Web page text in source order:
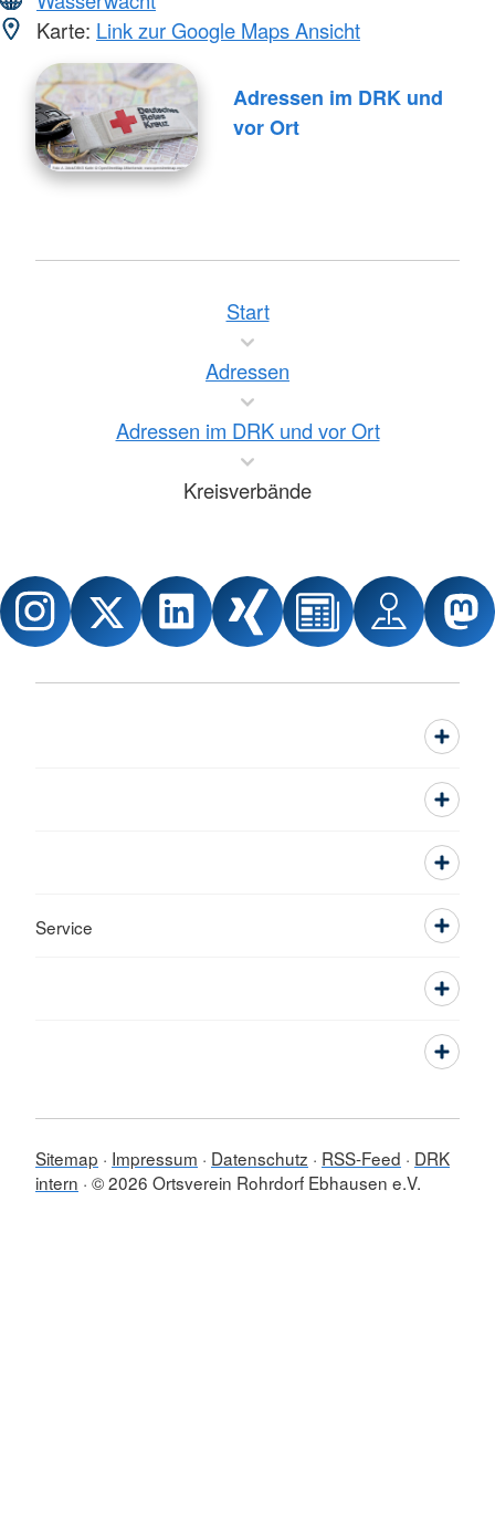
Karte: Link zur Google Maps Ansicht
Adressen im DRK und
vor Ort
Start
Adressen
Adressen im DRK und vor Ort
Kreisverbände
Service
Sitemap Impressum Datenschutz RSS-Feed
DRK
intern © 2026 Ortsverein Rohrdorf Ebhausen e.V.